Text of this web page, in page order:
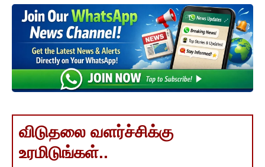
விடுதலை வளர்ச்சிக்கு
உரமிடுங்கள்..